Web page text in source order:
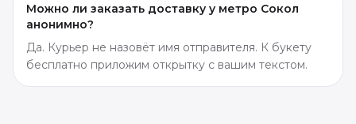
Можно ли заказать доставку у метро Сокол
анонимно?
Да. Курьер не назовёт имя отправителя. К букету
бесплатно приложим открытку с вашим текстом.